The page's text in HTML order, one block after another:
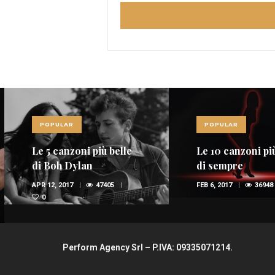
POPULAR
Le 5 canzoni più belle
di Bob Dylan
APR 12, 2017
47405
0
POPULAR
Le 10 canzoni
di sempre
FEB 6, 2017 36948
Perform Agency Srl – P.IVA: 09335071214.